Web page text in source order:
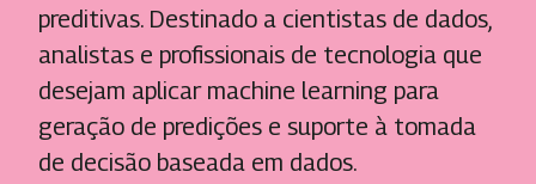
preditivas. Destinado a cientistas de dados,
analistas e profissionais de tecnologia que
desejam aplicar machine learning para
geração de predições e suporte à tomada
de decisão baseada em dados.